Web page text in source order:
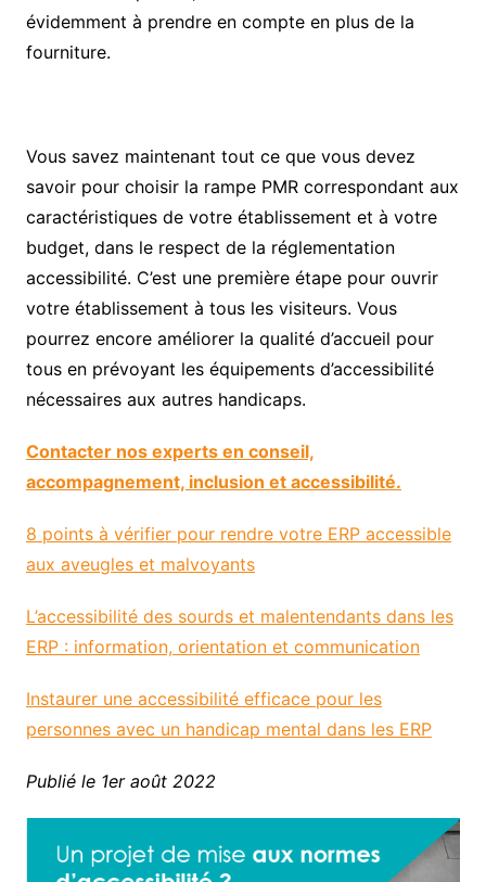
évidemment à prendre en compte en plus de la
fourniture.
Vous savez maintenant tout ce que vous devez
savoir pour choisir la rampe PMR correspondant aux
caractéristiques de votre établissement et à votre
budget, dans le respect de la réglementation
accessibilité. C’est une première étape pour ouvrir
votre établissement à tous les visiteurs. Vous
pourrez encore améliorer la qualité d’accueil pour
tous en prévoyant les équipements d’accessibilité
nécessaires aux autres handicaps.
Contacter nos experts en conseil,
accompagnement, inclusion et accessibilité.
8 points à vérifier pour rendre votre ERP accessible
aux aveugles et malvoyants
L’accessibilité des sourds et malentendants dans les
ERP : information, orientation et communication
Instaurer une accessibilité efficace pour les
personnes avec un handicap mental dans les ERP
Publié le 1er août 2022